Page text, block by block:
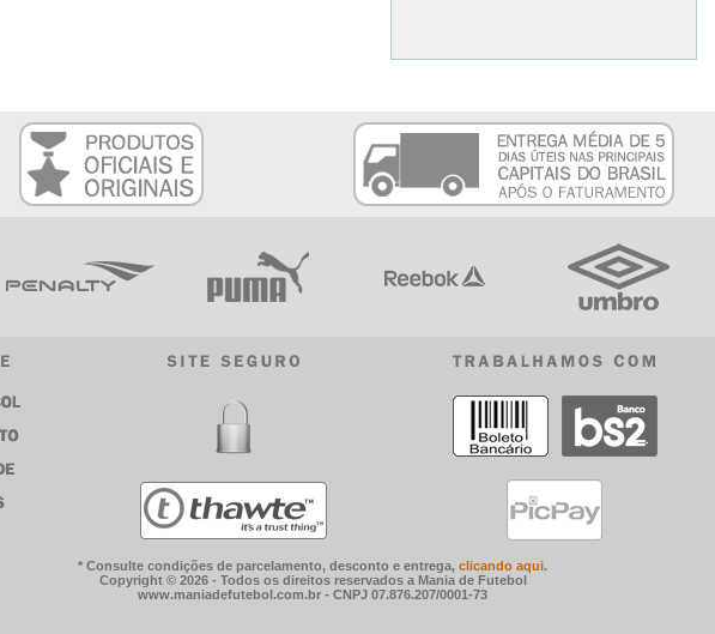
* Consulte condições de parcelamento, desconto e entrega, clicando aqui.
Copyright © 2026 - Todos os direitos reservados a Mania de Futebol
www.maniadefutebol.com.br - CNPJ 07.876.207/0001-73